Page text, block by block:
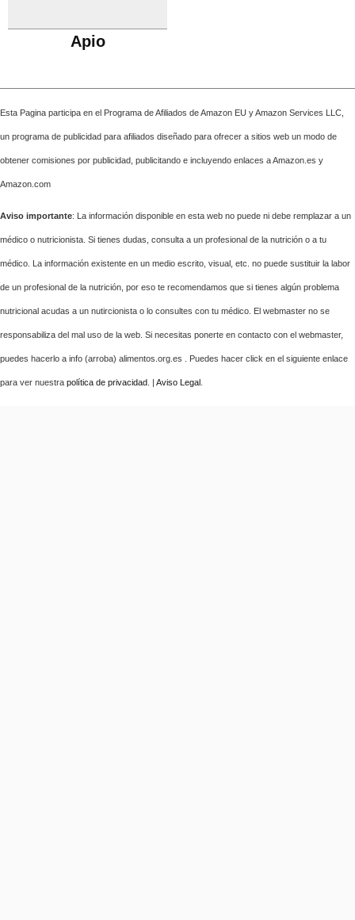
Apio
Esta Pagina participa en el Programa de Afiliados de Amazon EU y Amazon Services LLC,
un programa de publicidad para afiliados diseñado para ofrecer a sitios web un modo de
obtener comisiones por publicidad, publicitando e incluyendo enlaces a Amazon.es y
Amazon.com
Aviso importante: La información disponible en esta web no puede ni debe remplazar a un
médico o nutricionista. Si tienes dudas, consulta a un profesional de la nutrición o a tu
médico. La información existente en un medio escrito, visual, etc. no puede sustituir la labor
de un profesional de la nutrición, por eso te recomendamos que si tienes algún problema
nutricional acudas a un nutircionista o lo consultes con tu médico. El webmaster no se
responsabiliza del mal uso de la web. Si necesitas ponerte en contacto con el webmaster,
puedes hacerlo a info (arroba) alimentos.org.es . Puedes hacer click en el siguiente enlace
para ver nuestra política de privacidad . | Aviso Legal